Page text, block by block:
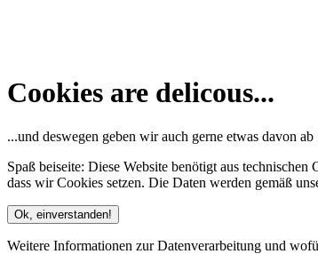
Cookies are delicous...
...und deswegen geben wir auch gerne etwas davon ab
Spaß beiseite: Diese Website benötigt aus
dass wir Cookies setzen. Die Daten werden gemäß
Ok, einverstanden!
Weitere Informationen zur Datenverarbeitung und